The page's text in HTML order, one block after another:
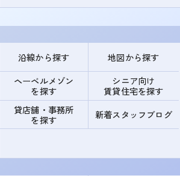
沿線から探す 地図から探す
ヘーベルメゾン
を探す
シニア向け
賃貸住宅を探す
貸店舗・事務所
を探す
新着スタッフブログ